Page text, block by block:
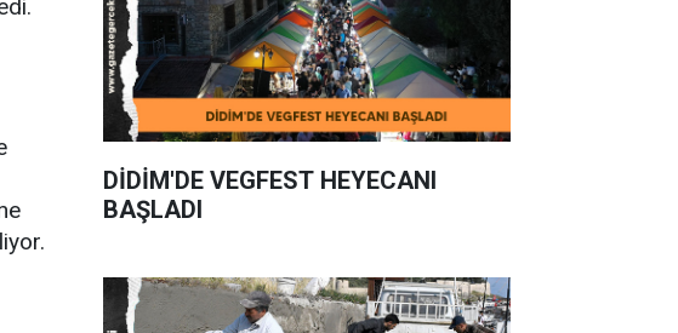
DİDİM'DE VEGFEST HEYECANI
BAŞLADI